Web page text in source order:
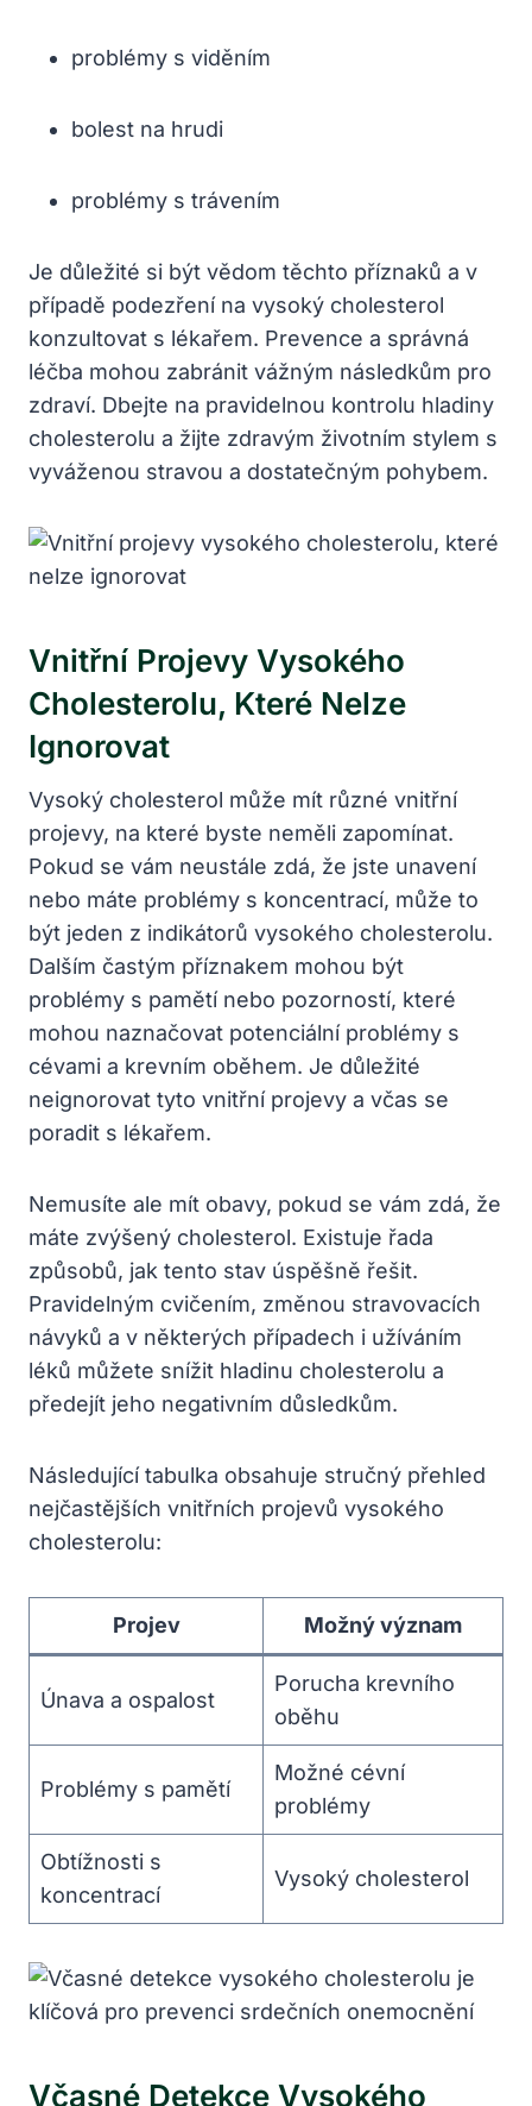
problémy s viděním
bolest na hrudi
problémy s trávením
Je důležité si být vědom těchto příznaků a v
případě podezření na vysoký cholesterol
konzultovat s lékařem. Prevence a správná
léčba mohou zabránit vážným následkům pro
zdraví. Dbejte na pravidelnou kontrolu hladiny
cholesterolu a žijte zdravým životním stylem s
vyváženou stravou a dostatečným pohybem.
Vnitřní Projevy Vysokého
Cholesterolu, Které Nelze
Ignorovat
Vysoký cholesterol může mít různé vnitřní
projevy, na které byste neměli zapomínat.
Pokud se vám neustále zdá, že jste unavení
nebo máte problémy s koncentrací, může to
být jeden z indikátorů vysokého cholesterolu.
Dalším častým příznakem mohou být
problémy s pamětí nebo pozorností, které
mohou naznačovat potenciální problémy s
cévami a krevním oběhem. Je důležité
neignorovat tyto vnitřní projevy a včas se
poradit s lékařem.
Nemusíte ale mít obavy, pokud se vám zdá, že
máte zvýšený cholesterol. Existuje řada
způsobů, jak tento stav úspěšně řešit.
Pravidelným cvičením, změnou stravovacích
návyků a v některých případech i užíváním
léků můžete snížit hladinu cholesterolu a
předejít jeho negativním důsledkům.
Následující tabulka obsahuje stručný přehled
nejčastějších vnitřních projevů vysokého
cholesterolu:
Projev Možný význam
Únava a ospalost
Porucha krevního
oběhu
Problémy s pamětí
Možné cévní
problémy
Obtížnosti s
koncentrací
Vysoký cholesterol
Včasné Detekce Vysokého